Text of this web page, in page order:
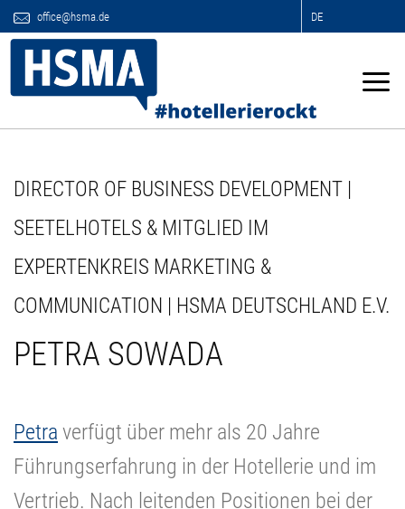
office@hsma.de DE
DIRECTOR OF BUSINESS DEVELOPMENT |
SEETELHOTELS & MITGLIED IM
EXPERTENKREIS MARKETING &
COMMUNICATION | HSMA DEUTSCHLAND E.V.
PETRA SOWADA
Petra verfügt über mehr als 20 Jahre
Führungserfahrung in der Hotellerie und im
Vertrieb. Nach leitenden Positionen bei der